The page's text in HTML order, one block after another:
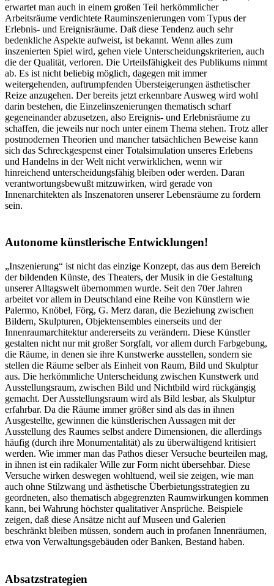
erwartet man auch in einem großen Teil herkömmlicher
Arbeitsräume verdichtete Rauminszenierungen vom Typus der
Erlebnis- und Ereignisräume. Daß diese Tendenz auch sehr
bedenkliche Aspekte aufweist, ist bekannt. Wenn alles zum
inszenierten Spiel wird, gehen viele Unterscheidungskriterien, auch
die der Qualität, verloren. Die Urteilsfähigkeit des Publikums nimmt
ab. Es ist nicht beliebig möglich, dagegen mit immer
weitergehenden, auftrumpfenden Übersteigerungen ästhetischer
Reize anzugehen. Der bereits jetzt erkennbare Ausweg wird wohl
darin bestehen, die Einzelinszenierungen thematisch scharf
gegeneinander abzusetzen, also Ereignis- und Erlebnisräume zu
schaffen, die jeweils nur noch unter einem Thema stehen. Trotz aller
postmodernen Theorien und mancher tatsächlichen Beweise kann
sich das Schreckgespenst einer Totalsimulation unseres Erlebens
und Handelns in der Welt nicht verwirklichen, wenn wir
hinreichend unterscheidungsfähig bleiben oder werden. Daran
verantwortungsbewußt mitzuwirken, wird gerade von
Innenarchitekten als Inszenatoren unserer Lebensräume zu fordern
sein.
Autonome künstlerische Entwicklungen!
„Inszenierung“ ist nicht das einzige Konzept, das aus dem Bereich
der bildenden Künste, des Theaters, der Musik in die Gestaltung
unserer Alltagswelt übernommen wurde. Seit den 70er Jahren
arbeitet vor allem in Deutschland eine Reihe von Künstlern wie
Palermo, Knöbel, Förg, G. Merz daran, die Beziehung zwischen
Bildern, Skulpturen, Objektensembles einerseits und der
Innenraumarchitektur andererseits zu verändern. Diese Künstler
gestalten nicht nur mit großer Sorgfalt, vor allem durch Farbgebung,
die Räume, in denen sie ihre Kunstwerke ausstellen, sondern sie
stellen die Räume selber als Einheit von Raum, Bild und Skulptur
aus. Die herkömmliche Unterscheidung zwischen Kunstwerk und
Ausstellungsraum, zwischen Bild und Nichtbild wird rückgängig
gemacht. Der Ausstellungsraum wird als Bild lesbar, als Skulptur
erfahrbar. Da die Räume immer größer sind als das in ihnen
Ausgestellte, gewinnen die künstlerischen Aussagen mit der
Ausstellung des Raumes selbst andere Dimensionen, die allerdings
häufig (durch ihre Monumentalität) als zu überwältigend kritisiert
werden. Wie immer man das Pathos dieser Versuche beurteilen mag,
in ihnen ist ein radikaler Wille zur Form nicht übersehbar. Diese
Versuche wirken deswegen wohltuend, weil sie zeigen, wie man
auch ohne Stilzwang und ästhetische Überbietungsstrategien zu
geordneten, also thematisch abgegrenzten Raumwirkungen kommen
kann, bei Wahrung höchster qualitativer Ansprüche. Beispiele
zeigen, daß diese Ansätze nicht auf Museen und Galerien
beschränkt bleiben müssen, sondern auch in profanen Innenräumen,
etwa von Verwaltungsgebäuden oder Banken, Bestand haben.
Absatzstrategien